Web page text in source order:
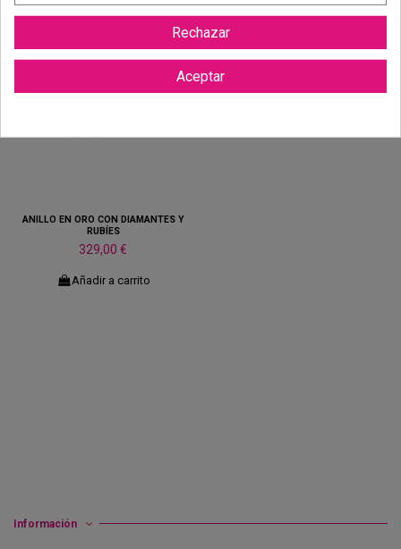
ANILLO EN ORO CON DIAMANTES Y
RUBÍES
329,00 €
Añadir a carrito
Información
Rechazar
Aceptar